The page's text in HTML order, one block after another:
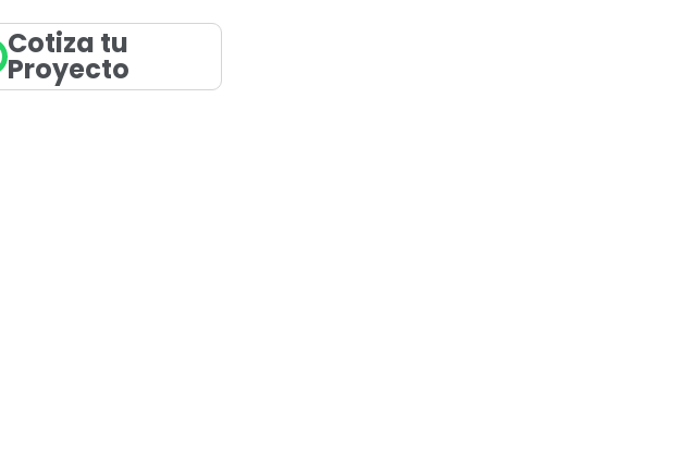
Cotiza tu
Proyecto